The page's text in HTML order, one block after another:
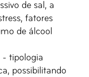
de sal, a
fatores
de álcool
- tipologia
possibilitando